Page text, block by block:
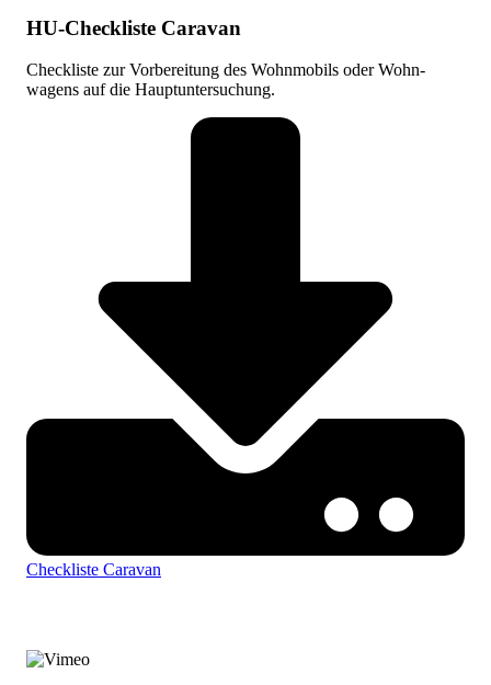
HU-Checkliste Caravan
Check­liste zur Vor­bereitung des Wohn­mobils oder Wohn­
wagens auf die Haupt­unter­suchung.
Checkliste Caravan